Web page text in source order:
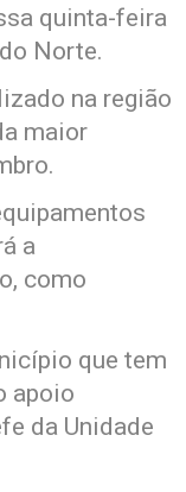
quinta-feira
Norte.
na região
maior
a
como
que tem
apoio
da Unidade